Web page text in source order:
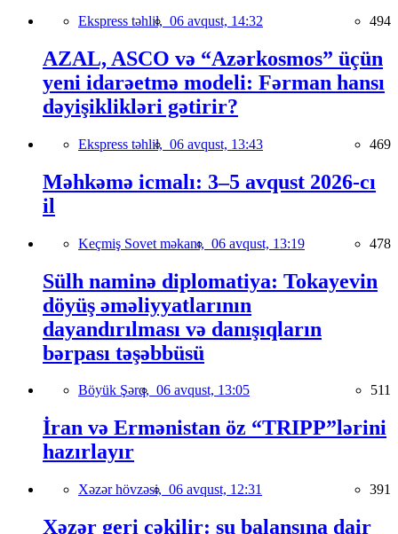
Ekspress təhlil, 06 avqust, 14:32 494
AZAL, ASCO və “Azərkosmos” üçün
yeni idarəetmə modeli: Fərman hansı
dəyişiklikləri gətirir?
Ekspress təhlil, 06 avqust, 13:43 469
Məhkəmə icmalı: 3–5 avqust 2026-cı
il
Keçmiş Sovet məkanı, 06 avqust, 13:19 478
Sülh naminə diplomatiya: Tokayevin
döyüş əməliyyatlarının
dayandırılması və danışıqların
bərpası təşəbbüsü
Böyük Şərq, 06 avqust, 13:05 511
İran və Ermənistan öz “TRIPP”lərini
hazırlayır
Xəzər hövzəsi, 06 avqust, 12:31 391
Xəzər geri çəkilir: su balansına dair